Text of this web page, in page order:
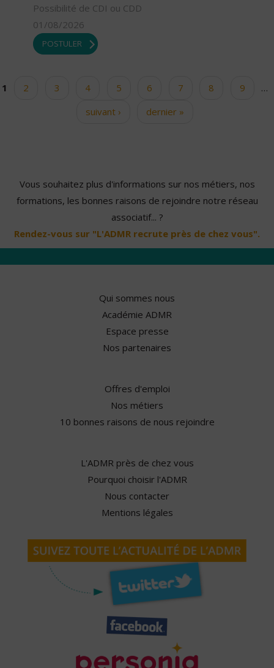
Possibilité de CDI ou CDD
01/08/2026
POSTULER
Pages
1 2 3 4 5 6 7 8 9
…
suivant ›
dernier »
Vous souhaitez plus d'informations sur nos métiers, nos
formations, les bonnes raisons de rejoindre notre réseau
associatif... ?
Rendez-vous sur "L'ADMR recrute près de chez vous".
Qui sommes nous
Académie ADMR
Espace presse
Nos partenaires
Offres d'emploi
Nos métiers
10 bonnes raisons de nous rejoindre
L'ADMR près de chez vous
Pourquoi choisir l'ADMR
Nous contacter
Mentions légales